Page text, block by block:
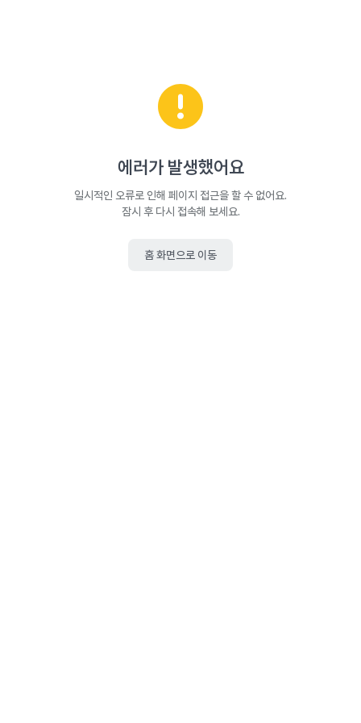
에러가 발생했어요
일시적인 오류로 인해 페이지 접근을 할 수 없어요.
잠시 후 다시 접속해 보세요.
홈 화면으로 이동